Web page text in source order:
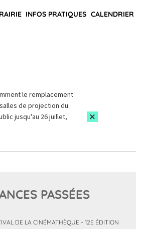
INFOS PRATIQUES CALENDRIER
le remplacement
de projection du
jusqu'au 26 juillet,
PASSÉES
DE LA CINÉMATHÈQUE - 12E ÉDITION